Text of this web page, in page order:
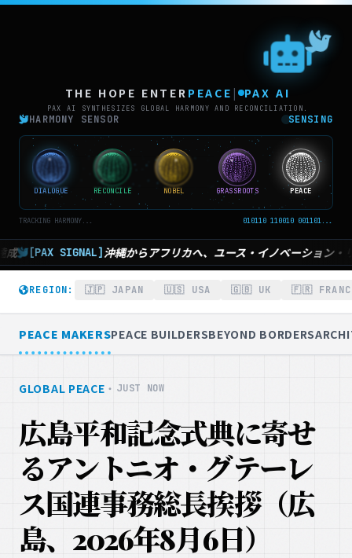
THE
THE HOPE ENTER PEACE | PAX AI
PAX AI SYNTHESIZES GLOBAL HARMONY AND RECONCILIATION.
HARMONY SENSOR SENSING
DIALOGUE RECONCILE NOBEL GRASSROOTS PEACE
TRACKING HARMONY... 010110 110010 001101...
フリカへ、ユース・イノベーション・リーダーシップが作る、平和
REGION: 🇯🇵 JAPAN 🇺🇸 USA 🇬🇧 UK 🇫🇷
PEACE MAKERSPEACE BUILDERSBEYOND BORDERS
GLOBAL PEACE ・ JUST NOW
広島平和記念式典に寄せ
るアントニオ・グテーレ
ス国連事務総長挨拶（広
島、2026年8月6日）